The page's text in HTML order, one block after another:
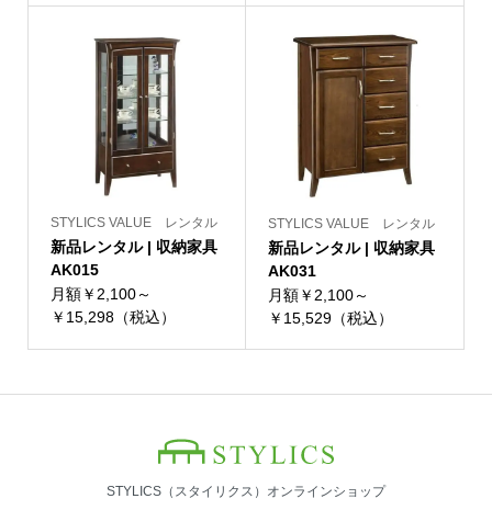
STYLICS VALUE レンタル
新品レンタル | 収納家具
AK015
月額￥2,100～
￥15,298（税込）
STYLICS VALUE レンタル
新品レンタル | 収納家具
AK031
月額￥2,100～
￥15,529（税込）
STYLICS（スタイリクス）オンラインショップ